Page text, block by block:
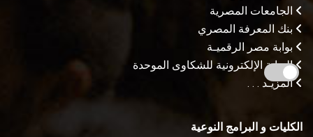
الجامعات المصرية
بنك المعرفة المصري
بوابة مصر الرقميـة
البوابة الإلكترونية للشكاوى الموحدة
المزيـد . . .
الكليات و البرامج النوعية